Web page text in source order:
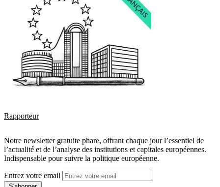
Rapporteur
Notre newsletter gratuite phare, offrant chaque jour l’essentiel de
l’actualité et de l’analyse des institutions et capitales européennes.
Indispensable pour suivre la politique européenne.
Entrez votre email